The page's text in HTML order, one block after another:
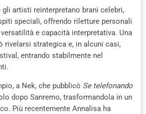
gli artisti reinterpretano brani celebri,
speciali, offrendo riletture personali
e capacità interpretativa. Una
rivelarsi strategica e, in alcuni casi,
entrando stabilmente nel
a Nek, che pubblicò Se telefonando
dopo Sanremo, trasformandola in un
Più recentemente Annalisa ha